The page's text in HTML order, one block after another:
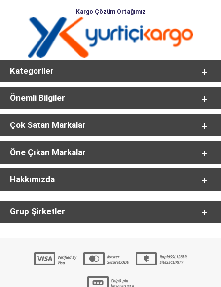
Kargo Çözüm Ortağımız
Kategoriler
Önemli Bilgiler
Çok Satan Markalar
Öne Çıkan Markalar
Hakkımızda
Grup Şirketler